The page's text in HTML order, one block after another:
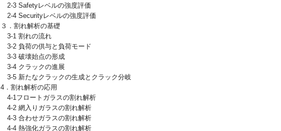
2-3 Safetyレベルの強度評価
2-4 Securityレベルの強度評価
３．割れ解析の基礎
3-1 割れの流れ
3-2 負荷の供与と負荷モード
3-3 破壊始点の形成
3-4 クラックの進展
3-5 新たなクラックの生成とクラック分岐
4．割れ解析の応用
4-1フロートガラスの割れ解析
4-2 網入りガラスの割れ解析
4-3 合わせガラスの割れ解析
4-4 熱強化ガラスの割れ解析